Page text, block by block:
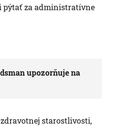
pýtať za administratívne
upozorňuje na
starostlivosti,